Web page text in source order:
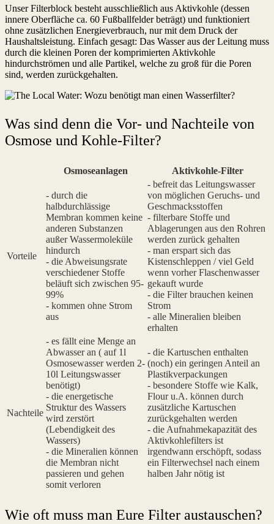
Unser Filterblock besteht ausschließlich aus Aktivkohle (dessen
innere Oberfläche ca. 60 Fußballfelder beträgt) und funktioniert
ohne zusätzlichen Energieverbrauch, nur mit dem Druck der
Haushaltsleistung. Einfach gesagt: Das Wasser aus der Leitung muss
durch die kleinen Poren der komprimierten Aktivkohle
hindurchströmen und alle Partikel, welche zu groß für die Poren
sind, werden zurückgehalten.
Was sind denn die Vor- und Nachteile von
Osmose und Kohle-Filter?
Osmoseanlagen Aktivkohle-Filter
Vorteile
- durch die
halbdurchlässige
Membran kommen keine
anderen Substanzen
außer Wassermoleküle
hindurch
- die Abweisungsrate
verschiedener Stoffe
beläuft sich zwischen 95-
99%
- kommen ohne Strom
aus
- befreit das Leitungswasser
von möglichen Geruchs- und
Geschmacksstoffen
- filterbare Stoffe und
Ablagerungen aus den Rohren
werden zurück gehalten
- man erspart sich das
Kistenschleppen / viel Geld
wenn vorher Flaschenwasser
gekauft wurde
- die Filter brauchen keinen
Strom
- alle Mineralien bleiben
erhalten
Nachteile
- es fällt eine Menge an
Abwasser an ( auf 1l
Osmosewasser werden 2-
10l Leitungswasser
benötigt)
- die energetische
Struktur des Wassers
wird zerstört
(Lebendigkeit des
Wassers)
- die Mineralien können
die Membran nicht
passieren und gehen
somit verloren
- die Kartuschen enthalten
(noch) ein geringen Anteil an
Plastikverpackungen
- besondere Stoffe wie Kalk,
Flour u.A. können durch
zusätzliche Kartuschen
zurückgehalten werden
- die Aufnahmekapazität des
Aktivkohlefilters ist
irgendwann erschöpft, sodass
ein Filterwechsel nach einem
halben Jahr nötig ist
Wie oft muss man Eure Filter austauschen?